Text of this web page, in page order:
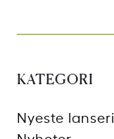
KATEGORI
Nyeste